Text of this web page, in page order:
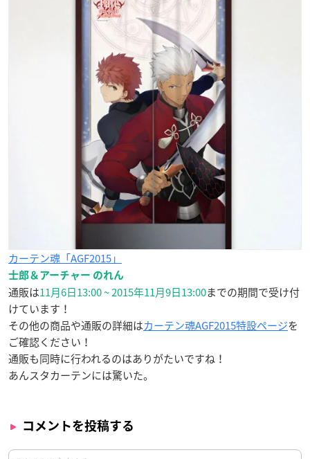
カーテン魂「AGF2015」
士郎＆アーチャー のれん
通販は11月6日13:00 ~ 2015年11月9日13:00までの期間で受け付
けています！
その他の商品や通販の詳細はカーテン魂AGF2015特設ページを
ご確認ください！
通販も同時に行われるのはありがたいですね！
あんスタカーテンには驚いた。
コメントを投稿する